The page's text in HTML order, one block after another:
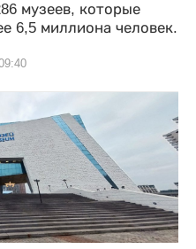
музеев, которые
6,5 миллиона человек.